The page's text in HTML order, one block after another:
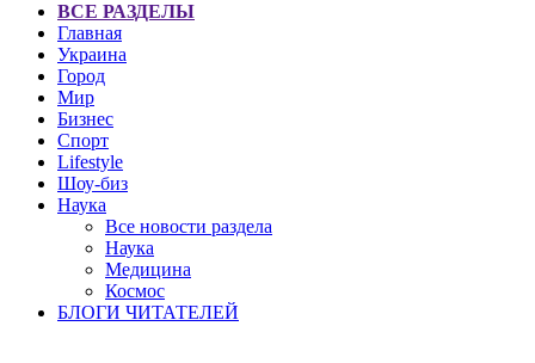
ВСЕ РАЗДЕЛЫ
Главная
Украина
Город
Мир
Бизнес
Спорт
Lifestyle
Шоу-биз
Наука
Все новости раздела
Наука
Медицина
Космос
БЛОГИ ЧИТАТЕЛЕЙ